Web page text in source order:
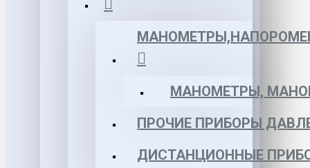
МАНОМЕТРЫ,
ПРОЧИЕ ПРИБОРЫ
ДИСТАНЦИОННЫЕ